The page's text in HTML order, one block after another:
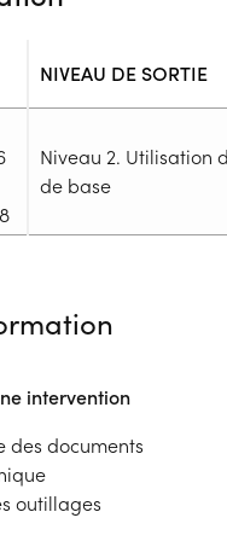
NIVEAU DE SORTIE
Niveau 2. Utilisation
de base
mixte
Financeur
intervention
des documents
outillages